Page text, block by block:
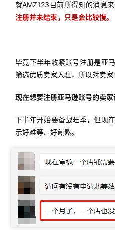
就AMZ123目前所得知的消息来
注册并未结束，只是会比较慢。
毕竟下半年收紧账号注册是亚
筛选优质卖家入驻，所以对卖家
现在想要注册亚马逊账号的卖家
下半年开始要备战旺季，但现
示好难等、好煎熬。